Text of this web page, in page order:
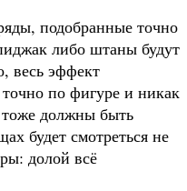
подобранные точно
либо штаны будут
весь эффект
по фигуре и никак
должны быть
будет смотреться не
долой всё